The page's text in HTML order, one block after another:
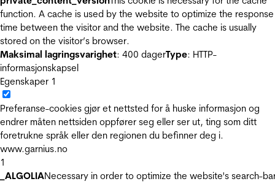
function. A cache is used by the website to optimize the response
time between the visitor and the website. The cache is usually
stored on the visitor’s browser.
Maksimal lagringsvarighet: 400 dagerType: HTTP-
informasjonskapsel
Egenskaper 1
Preferanse-cookies gjør et nettsted for å huske informasjon og
endrer måten nettsiden oppfører seg eller ser ut, ting som ditt
foretrukne språk eller den regionen du befinner deg i.
www.garnius.no
1
_ALGOLIANecessary in order to optimize the website's search-